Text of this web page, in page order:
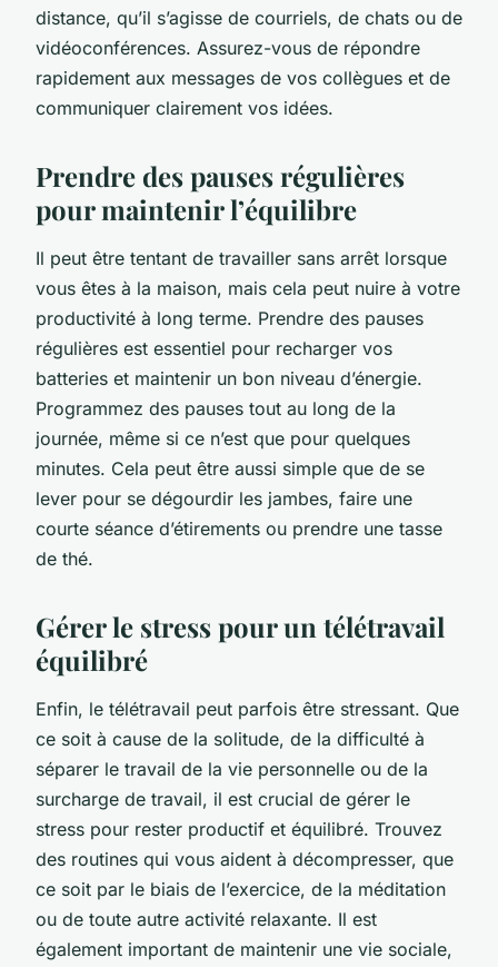
distance, qu’il s’agisse de courriels, de chats ou de
vidéoconférences. Assurez-vous de répondre
rapidement aux messages de vos collègues et de
communiquer clairement vos idées.
Prendre des pauses régulières
pour maintenir l’équilibre
Il peut être tentant de travailler sans arrêt lorsque
vous êtes à la maison, mais cela peut nuire à votre
productivité à long terme. Prendre des pauses
régulières est essentiel pour recharger vos
batteries et maintenir un bon niveau d’énergie.
Programmez des pauses tout au long de la
journée, même si ce n’est que pour quelques
minutes. Cela peut être aussi simple que de se
lever pour se dégourdir les jambes, faire une
courte séance d’étirements ou prendre une tasse
de thé.
Gérer le stress pour un télétravail
équilibré
Enfin, le télétravail peut parfois être stressant. Que
ce soit à cause de la solitude, de la difficulté à
séparer le travail de la vie personnelle ou de la
surcharge de travail, il est crucial de gérer le
stress pour rester productif et équilibré. Trouvez
des routines qui vous aident à décompresser, que
ce soit par le biais de l’exercice, de la méditation
ou de toute autre activité relaxante. Il est
également important de maintenir une vie sociale,